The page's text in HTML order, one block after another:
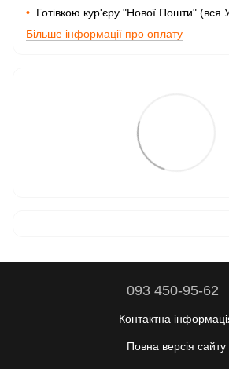
• Готівкою кур'єру "Нової Пошти" (вся
Більше інформації про оплату
093 450-95-62
Контактна
Повна версія сайту